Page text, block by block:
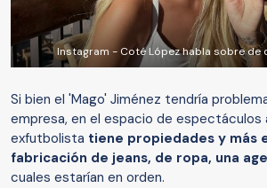
Instagram - Coté López habla sobre de
Si bien el 'Mago' Jiménez tendría
empresa, en el espacio de espectáculos
exfutbolista tiene propiedades y más
fabricación de jeans, de ropa, una
cuales estarían en orden.